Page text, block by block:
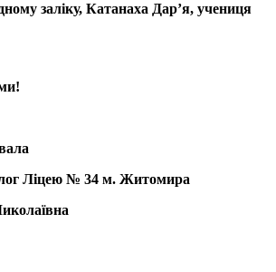
заліку, Катанаха Дар’я, учениця
Ліцею № 34 м. Житомира